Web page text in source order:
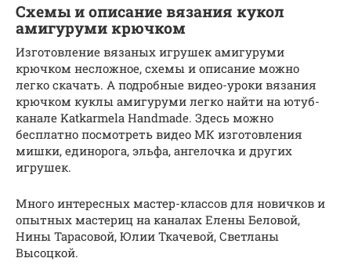
Схемы и описание вязания кукол
амигуруми крючком
Изготовление вязаных игрушек амигуруми
крючком несложное, схемы и описание можно
легко скачать. А подробные видео-уроки вязания
крючком куклы амигуруми легко найти на ютуб-
канале Katkarmela Handmade. Здесь можно
бесплатно посмотреть видео МК изготовления
мишки, единорога, эльфа, ангелочка и других
игрушек.
Много интересных мастер-классов для новичков и
опытных мастериц на каналах Елены Беловой,
Нины Тарасовой, Юлии Ткачевой, Светланы
Высоцкой.